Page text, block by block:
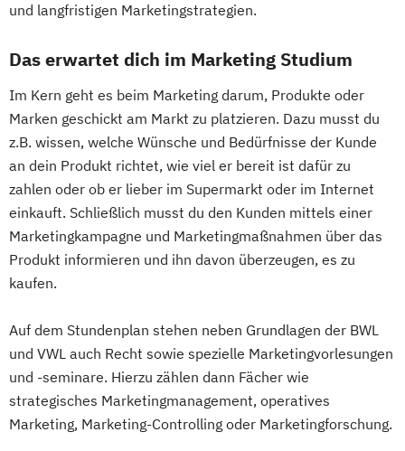
und langfristigen Marketingstrategien.
Das erwartet dich im Marketing Studium
Im Kern geht es beim Marketing darum, Produkte oder
Marken geschickt am Markt zu platzieren. Dazu musst du
z.B. wissen, welche Wünsche und Bedürfnisse der Kunde
an dein Produkt richtet, wie viel er bereit ist dafür zu
zahlen oder ob er lieber im Supermarkt oder im Internet
einkauft. Schließlich musst du den Kunden mittels einer
Marketingkampagne und Marketingmaßnahmen über das
Produkt informieren und ihn davon überzeugen, es zu
kaufen.
Auf dem Stundenplan stehen neben Grundlagen der BWL
und VWL auch Recht sowie spezielle Marketingvorlesungen
und -seminare. Hierzu zählen dann Fächer wie
strategisches Marketingmanagement, operatives
Marketing, Marketing-Controlling oder Marketingforschung.